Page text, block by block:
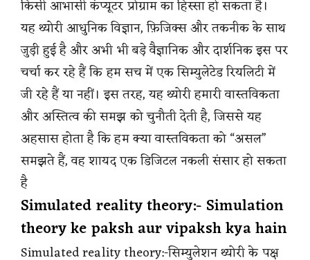
किसी आभासी कंप्यूटर प्रोग्राम का हिस्सा हो सकता है।
यह थ्योरी आधुनिक विज्ञान, फ़िजिक्स और तकनीक के साथ
जुड़ी हुई है और अभी भी बड़े वैज्ञानिक और दार्शनिक इस पर
चर्चा कर रहे हैं कि हम सच में एक सिम्युलेटेड रियलिटी में
जी रहे हैं या नहीं। इस तरह, यह थ्योरी हमारी वास्तविकता
और अस्तित्व की समझ को चुनौती देती है, जिससे यह
अहसास होता है कि हम क्या वास्तविकता को “असल”
समझते हैं, वह शायद एक डिजिटल नकली संसार हो सकता
है
Simulated reality theory:- Simulation
theory ke paksh aur vipaksh kya hain
Simulated reality theory:-सिम्युलेशन थ्योरी के पक्ष